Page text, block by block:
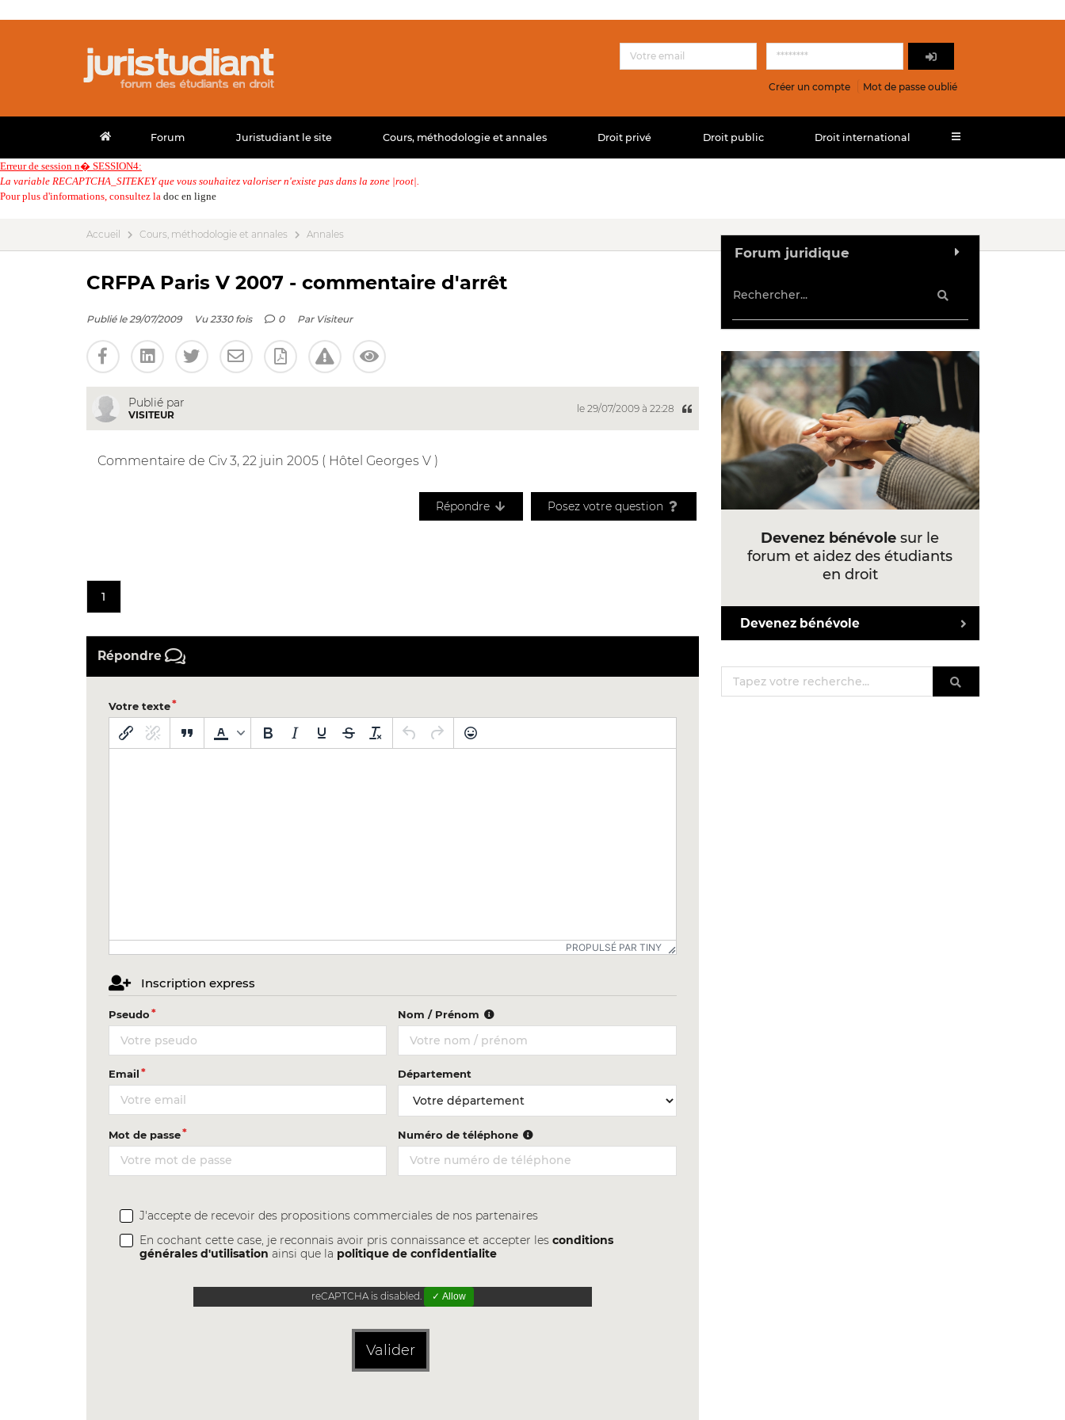
Créer un compte Mot de passe oublié
Forum Juristudiant le site Cours, méthodologie et annales Droit privé Droit public Droit international
Erreur de session n� SESSION4:
La variable RECAPTCHA_SITEKEY que vous souhaitez valoriser n'existe pas dans la zone |root|.
Pour plus d'informations, consultez la doc en ligne
Accueil Cours, méthodologie et annales Annales
CRFPA Paris V 2007 - commentaire d'arrêt
Publié le 29/07/2009 Vu 2330 fois 0 Par Visiteur
Publié par
VISITEUR
le 29/07/2009 à 22:28
Commentaire de Civ 3, 22 juin 2005 ( Hôtel Georges V )
Répondre Posez votre question
1
Répondre
Votre texte
PROPULSÉ PAR TINY
Inscription express
Pseudo Nom / Prénom
Email Département
Mot de passe Numéro de téléphone
J'accepte de recevoir des propositions commerciales de nos partenaires
En cochant cette case, je reconnais avoir pris connaissance et accepter lesconditions
générales d'utilisation ainsi que la politique de confidentialite
reCAPTCHA is disabled. ✓ Allow
Valider
Forum juridique
Devenez bénévole sur le
forum et aidez des étudiants
en droit
Devenez bénévole